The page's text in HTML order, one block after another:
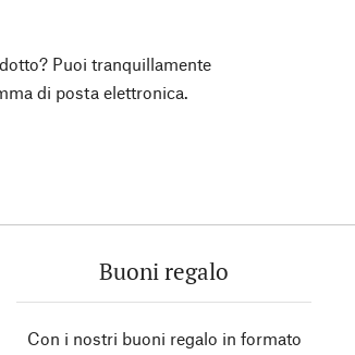
Puoi tranquillamente
di posta elettronica.
Buoni regalo
Con i nostri buoni regalo in formato